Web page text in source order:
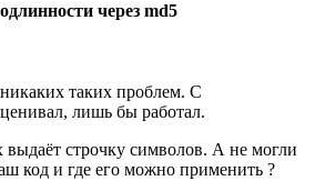
через md5
таких проблем. С
лишь бы работал.
выдаёт строчку символов. А не могли
код и где его можно применить ?